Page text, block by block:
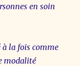
en soin
à la fois comme
modalité